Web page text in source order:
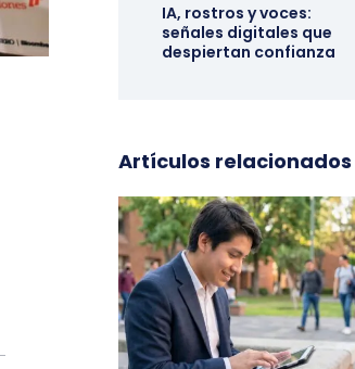
IA, rostros y voces:
señales digitales que
despiertan confianza
Artículos relacionados